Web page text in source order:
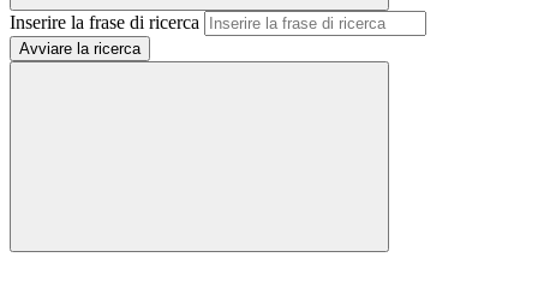
Inserire la frase di ricerca
Avviare la ricerca